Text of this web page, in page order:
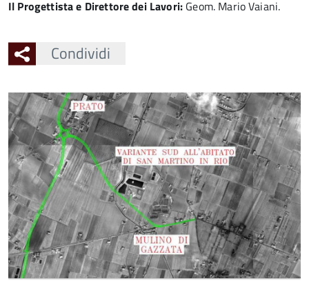
Il Progettista e Direttore dei Lavori: Geom. Mario Vaiani.
Condividi
Ingrandisci
l'immagine